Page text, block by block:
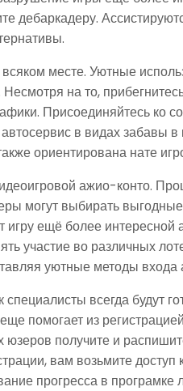
месте. Уютные
на то,
Присоединяйтесь ко
в видах забавы в
ориентирована нате
ажио-конто.
могут выбирать
ещё более интересной
участие во различных
уютные методы входа
всегда будут
помогает из
получите и
вам возьмите
прогресса в програмке